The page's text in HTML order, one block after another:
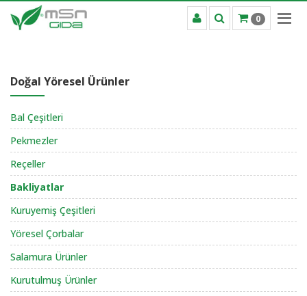
0
Doğal Yöresel Ürünler
Bal Çeşitleri
Pekmezler
Reçeller
Bakliyatlar
Kuruyemiş Çeşitleri
Yöresel Çorbalar
Salamura Ürünler
Kurutulmuş Ürünler